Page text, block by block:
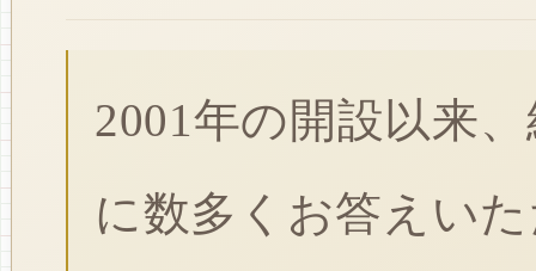
2001年の開設以来
に数多くお答えい